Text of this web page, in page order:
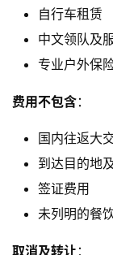
自行车租赁
中文领队及
专业户外保
费用不包含：
国内往返大
到达目的地
签证费用
未列明的餐
取消及转让 ：